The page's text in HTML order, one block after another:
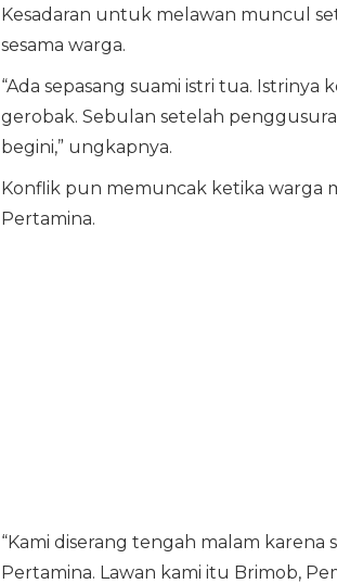
Kesadaran untuk melawan muncul
sesama warga.
“Ada sepasang suami istri tua.
gerobak. Sebulan setelah
begini,” ungkapnya.
Konflik pun memuncak ketika warga
Pertamina.
“Kami diserang tengah malam
Pertamina. Lawan kami itu Brimob,